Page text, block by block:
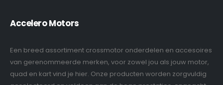
Accelero Motors
Een breed assortiment crossmotor onderdelen en accesoires
van gerenommeerde merken, voor zowel jou als jouw motor,
quad en kart vind je hier. Onze producten worden zorgvuldig